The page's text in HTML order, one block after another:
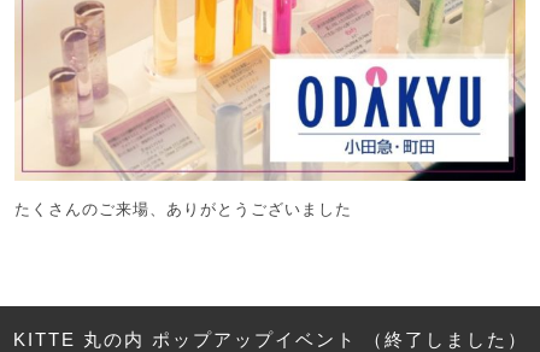
たくさんのご来場、ありがとうございました
KITTE 丸の内 ポップアップイベント （終了しました）